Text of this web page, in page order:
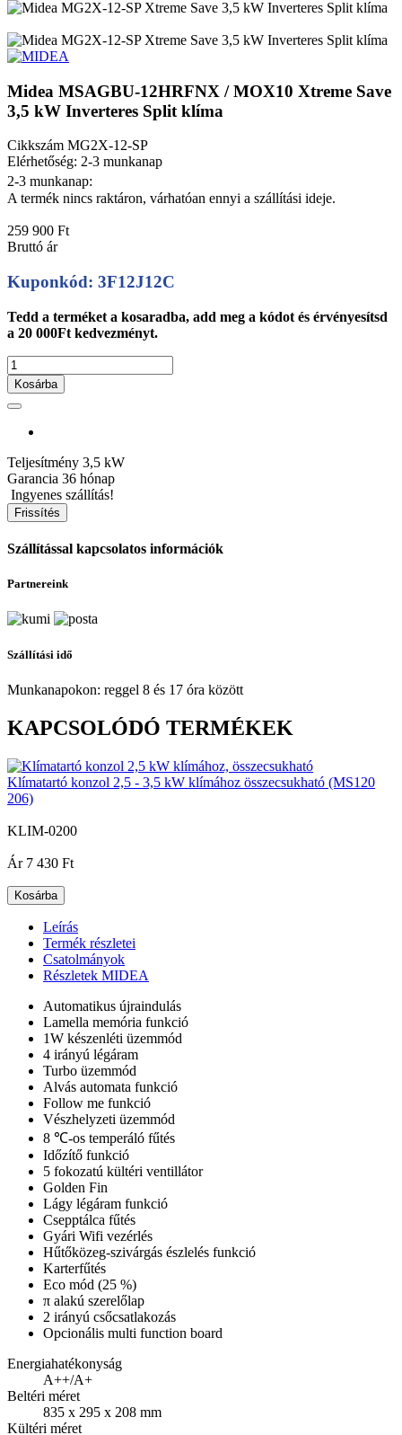
Midea MSAGBU-12HRFNX / MOX10 Xtreme Save
3,5 kW Inverteres Split klíma
Cikkszám MG2X-12-SP
Elérhetőség: 2-3 munkanap
2-3 munkanap:
A termék nincs raktáron, várhatóan ennyi a szállítási ideje.
259 900 Ft
Bruttó ár
Kuponkód: 3F12J12C
Tedd a terméket a kosaradba, add meg a kódot és érvényesítsd
a 20 000Ft kedvezményt.
Kosárba
Teljesítmény 3,5 kW
Garancia 36 hónap
Ingyenes szállítás!
Szállítással kapcsolatos információk
Partnereink
Szállítási idő
Munkanapokon: reggel 8 és 17 óra között
KAPCSOLÓDÓ TERMÉKEK
Klímatartó konzol 2,5 - 3,5 kW klímához összecsukható (MS120
206)
KLIM-0200
Ár 7 430 Ft
Kosárba
Leírás
Termék részletei
Csatolmányok
Részletek MIDEA
Automatikus újraindulás
Lamella memória funkció
1W készenléti üzemmód
4 irányú légáram
Turbo üzemmód
Alvás automata funkció
Follow me funkció
Vészhelyzeti üzemmód
8 ℃-os temperáló fűtés
Időzítő funkció
5 fokozatú kültéri ventillátor
Golden Fin
Lágy légáram funkció
Csepptálca fűtés
Gyári Wifi vezérlés
Hűtőközeg-szivárgás észlelés funkció
Karterfűtés
Eco mód (25 %)
π alakú szerelőlap
2 irányú csőcsatlakozás
Opcionális multi function board
Energiahatékonyság
A++/A+
Beltéri méret
835 x 295 x 208 mm
Kültéri méret